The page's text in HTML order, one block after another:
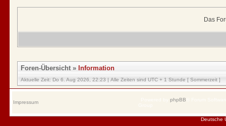
Das
Foren-Übersicht» Information
Aktuelle Zeit: Do 6. Aug 2026, 22:23 | Alle Zeiten sind UTC + 1 Stunde [ Sommerzeit ]
Impressum phpBB
Deutsche